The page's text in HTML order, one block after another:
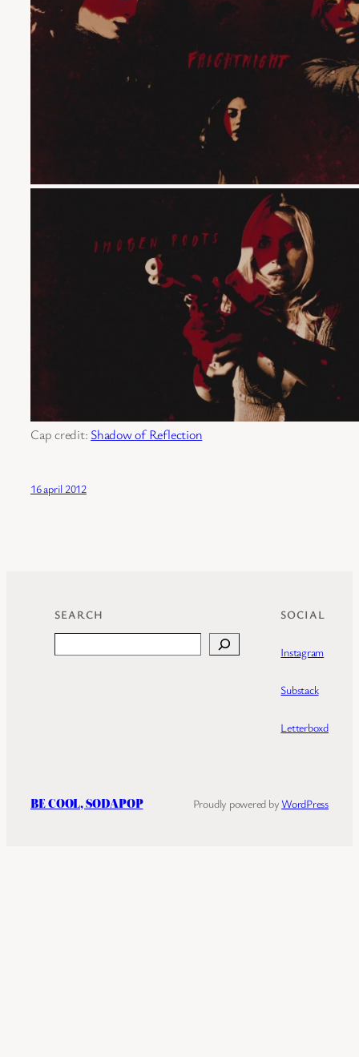
Cap credit: Shadow of Reflection
16 april 2012
SEARCH SOCIAL
Instagram
Substack
Letterboxd
BE COOL, SODAPOP Proudly powered byWordPress